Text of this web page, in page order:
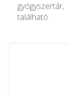
található.